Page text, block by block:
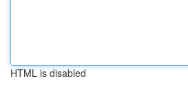
HTML is disabled